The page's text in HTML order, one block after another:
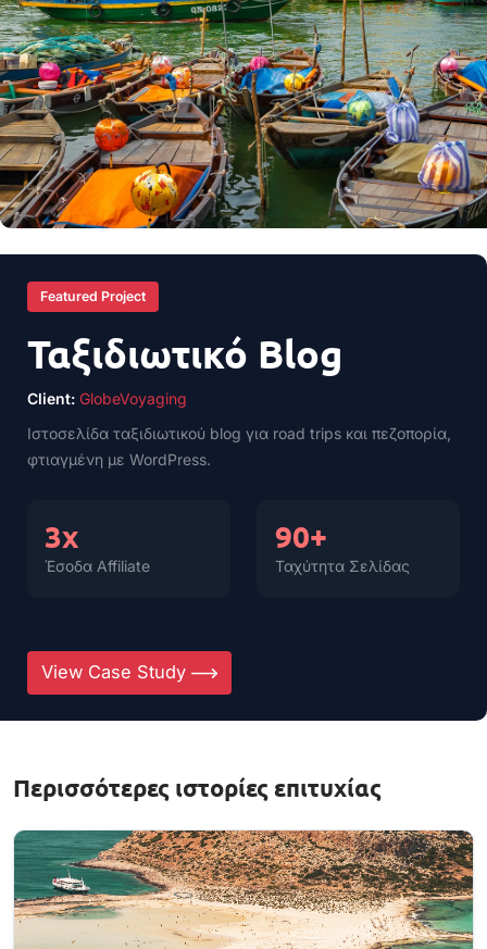
Featured Project
Ταξιδιωτικό Blog
Client:GlobeVoyaging
Ιστοσελίδα ταξιδιωτικού blog για road trips και πεζοπορία,
φτιαγμένη με WordPress.
3x
Έσοδα Affiliate
90+
Ταχύτητα Σελίδας
View Case Study
Περισσότερες ιστορίες επιτυχίας